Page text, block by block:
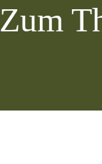
Zum